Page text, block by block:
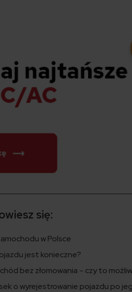
się:
w Polsce
jest konieczne?
bez złomowania – czy to
o wyrejestrowanie pojazdu po